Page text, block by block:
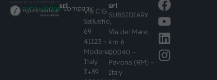
#busknowledgecompany
srl
Via C.G.
Sallustio,
69
41123 –
Modena,
Italy
T+39
srl
SUBSIDIARY
Via del Mare,
km 6
00040 –
Pavona (RM) –
Italy